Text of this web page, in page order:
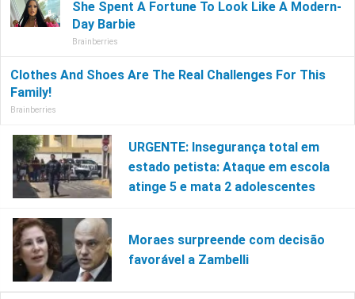
URGENTE: Insegurança total em
estado petista: Ataque em escola
atinge 5 e mata 2 adolescentes
Moraes surpreende com decisão
favorável a Zambelli